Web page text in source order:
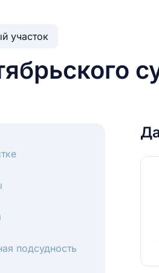
участок
подсудность